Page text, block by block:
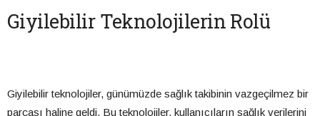
Giyilebilir Teknolojilerin Rolü
Giyilebilir teknolojiler, günümüzde sağlık takibinin vazgeçilmez bir
parçası haline geldi. Bu teknolojiler, kullanıcıların sağlık verilerini